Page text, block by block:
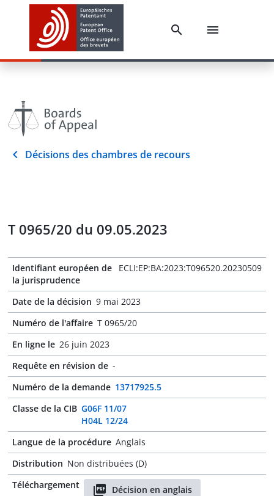
Décisions des chambres de recours
T 0965/20 du 09.05.2023
Identifiant européen de
la jurisprudence
ECLI:EP:BA:2023:T096520.20230509
Date de la décision 9 mai 2023
Numéro de l'affaire T 0965/20
En ligne le 26 juin 2023
Requête en révision de -
Numéro de la demande 13717925.5
Classe de la CIB G06F 11/07
H04L 12/24
Langue de la procédure Anglais
Distribution Non distribuées (D)
Téléchargement
Décision en anglais